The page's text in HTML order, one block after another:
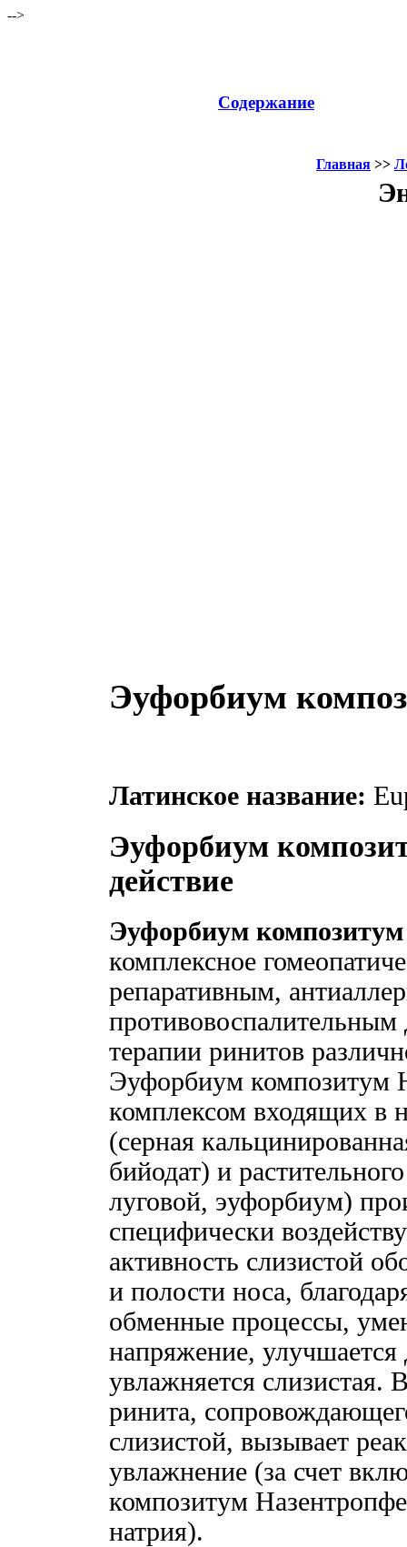
-->
Содержание
Главная >>
Эуфорбиум
Латинское название:
Эуфорбиум
действие
Эуфорбиум
комплексное
репаративным,
противовоспалительным
терапии ринитов
Эуфорбиум композитум
комплексом входящих в
(серная
бийодат) и
луговой, эуфорбиум)
специфически
активность слизистой
и полости носа,
обменные процессы,
напряжение, улучшается
увлажняется слизистая.
ринита,
слизистой, вызывает
увлажнение (за счет
композитум
натрия).